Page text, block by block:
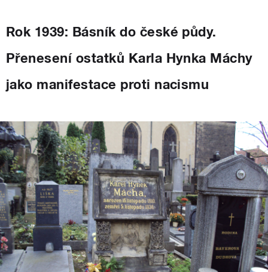
Rok 1939: Básník do české půdy.
Přenesení ostatků Karla Hynka Máchy
jako manifestace proti nacismu